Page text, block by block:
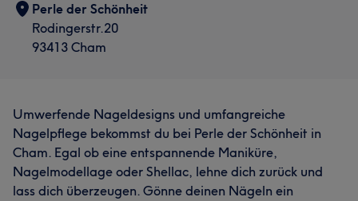
Perle der Schönheit
Rodingerstr.20
93413 Cham
Umwerfende Nageldesigns und umfangreiche
Nagelpflege bekommst du bei Perle der Schönheit in
Cham. Egal ob eine entspannende Maniküre,
Nagelmodellage oder Shellac, lehne dich zurück und
lass dich überzeugen. Gönne deinen Nägeln ein